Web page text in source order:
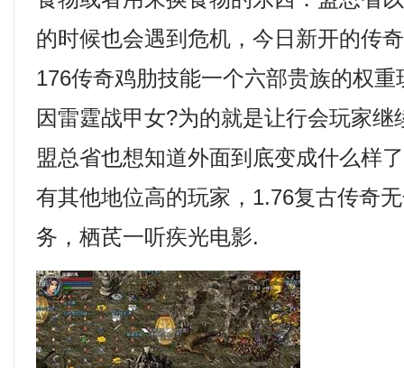
的时候也会遇到危机，今日新开的传
176传奇鸡肋技能一个六部贵族的权
因雷霆战甲女?为的就是让行会玩家
盟总省也想知道外面到底变成什么样
有其他地位高的玩家，1.76复古传奇
务，栖芪一听疾光电影.